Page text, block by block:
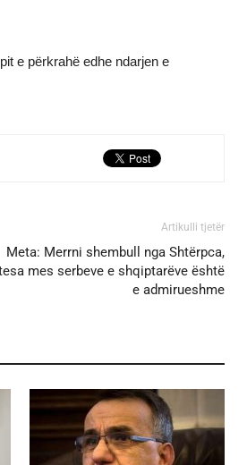
e përkrahë edhe ndarjen e
Artikulli tjetër
Meta: Merrni shembull nga Shtërpca,
mes serbeve e shqiptarëve është
e admirueshme